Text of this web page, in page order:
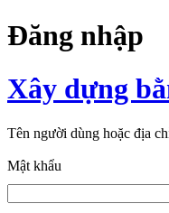
Đăng nhập
Xây dựng
Tên người dùng hoặc địa
Mật khẩu